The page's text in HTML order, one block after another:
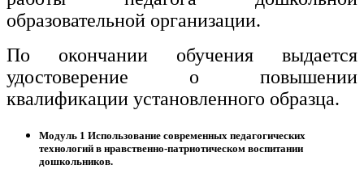
образовательной организации.
По окончании обучения выдается
удостоверение о повышении
квалификации установленного образца.
Модуль 1 Использование современных педагогических
технологий в нравственно-патриотическом воспитании
дошкольников.